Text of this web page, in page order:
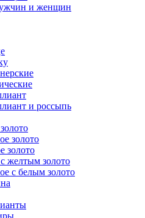
и женщин
и россыпь
золото
золото
желтым золото
с белым золото